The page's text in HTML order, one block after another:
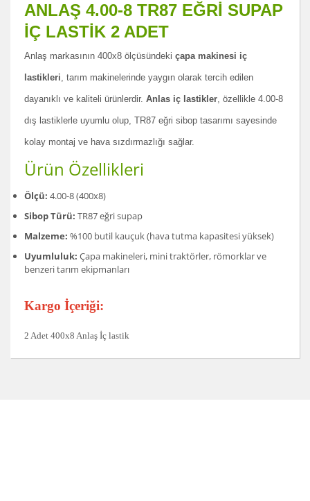
ANLAŞ 4.00-8 TR87 EĞRİ SUPAP
İÇ LASTİK 2 ADET
Anlaş markasının 400x8 ölçüsündeki çapa makinesi iç
lastikleri, tarım makinelerinde yaygın olarak tercih edilen
dayanıklı ve kaliteli ürünlerdir. Anlas iç lastikler, özellikle 4.00-8
dış lastiklerle uyumlu olup, TR87 eğri sibop tasarımı sayesinde
kolay montaj ve hava sızdırmazlığı sağlar.
Ürün Özellikleri
Ölçü: 4.00-8 (400x8)
Sibop Türü: TR87 eğri supap
Malzeme: %100 butil kauçuk (hava tutma kapasitesi yüksek)
Uyumluluk: Çapa makineleri, mini traktörler, römorklar ve
benzeri tarım ekipmanları
Kargo İçeriği:
2 Adet 400x8 Anlaş İç lastik